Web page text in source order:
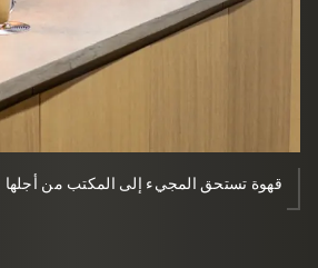
قهوة تستحق المجيء إلى المكتب من أجلها